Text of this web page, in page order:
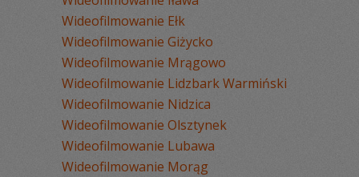
Wideofilmowanie Ełk
Wideofilmowanie Giżycko
Wideofilmowanie Mrągowo
Wideofilmowanie Lidzbark Warmiński
Wideofilmowanie Nidzica
Wideofilmowanie Olsztynek
Wideofilmowanie Lubawa
Wideofilmowanie Morąg